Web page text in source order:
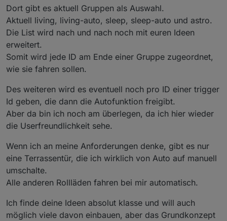
Dort gibt es aktuell Gruppen als Auswahl.
Aktuell living, living-auto, sleep, sleep-auto und astro.
Die List wird nach und nach noch mit euren Ideen
erweitert.
Somit wird jede ID am Ende einer Gruppe zugeordnet,
wie sie fahren sollen.
Des weiteren wird es eventuell noch pro ID einer trigger
Id geben, die dann die Autofunktion freigibt.
Aber da bin ich noch am überlegen, da ich hier wieder
die Userfreundlichkeit sehe.
Wenn ich an meine Anforderungen denke, gibt es nur
eine Terrassentür, die ich wirklich von Auto auf manuell
umschalte.
Alle anderen Rollläden fahren bei mir automatisch.
Ich finde deine Ideen absolut klasse und will auch
möglich viele davon einbauen, aber das Grundkonzept